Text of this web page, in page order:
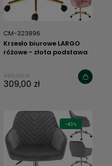
CM-323896
Krzesło biurowe LARGO
różowe - złota podstawa
309,00 zł
-43%